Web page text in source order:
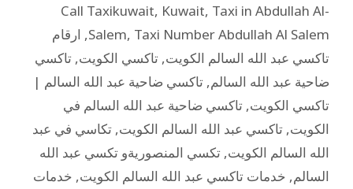
Call Taxikuwait, Kuwait, Taxi in Abdullah Al-
Salem, Taxi Number Abdullah Al Salem
, ارقام
تاكسي عبد الله السالم الكويت, تاكسي الكويت, تاكسي
ضاحية عبد الله السالم, تاكسي ضاحية عبد الله السالم |
تاكسي الكويت, تاكسي ضاحية عبد الله السالم في
الكويت, تاكسي عبد الله السالم الكويت, تكاسي في عبد
الله السالم الكويت, تكسي المنصوريةو تكسي عبد الله
السالم, خدمات تاكسي عبد الله السالم الكويت, خدمات